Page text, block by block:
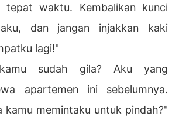
tepat waktu. Kembalikan kunci
dan jangan injakkan kaki
lagi!"
sudah gila? Aku yang
apartemen ini sebelumnya.
kamu memintaku untuk pindah?"